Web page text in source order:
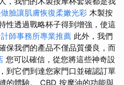
臉讓肌膚恢復柔嫩光彩 木製按
性透過戰略杯子得到增強，使這
師事務所專業推薦 此外，我們
保我們的產品不僅品質優良，而
您可以確信，從您將這些神奇設
到它們到達您家門口並確認訂單
的體驗。 CBD 按摩油的功能與